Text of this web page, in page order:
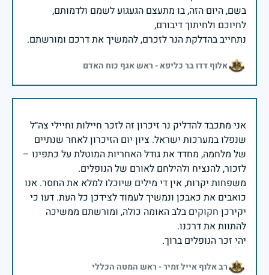
בשם, היום הזה, בו מתעצם הגעגוע לשמם ולדמותם,
נתחייב בהדלקת הנר לזכרם, להמשיך את דרכם ומורשתם.
אלוף דדו בר כליפא - ראש אגף כוח האדם
אני מתכבד להדליק נר זיכרון זה לזכר חיילות וחיילי צה״ל
שנפלו במערכות ישראל. ציון יום הזיכרון לאחר שנתיים
של מלחמה, מחדד את גודל האחריות המוטלת על כתפינו –
משפחות יקרות, אין די מילים שיוכלו למלא את החסר. אנו
כואבים את כאבכן ונמשיך לעמוד לצידכן כל העת. דעו כי
יקירכן חקוקים בלב האומה כולה, ומורשתם ממשיכה
יהי זכר הנופלים ברוך.
רב אלוף אייל זמיר - ראש המטה הכללי